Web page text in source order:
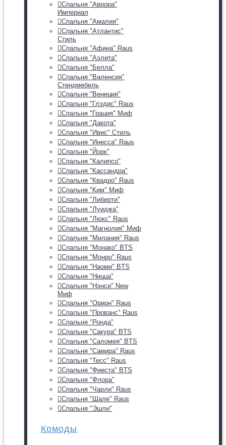
Спальня "Аврора"
Империал
Спальня "Амалия"
Спальня "Атлантис"
Стиль
Спальня "Афина" Raus
Спальня "Аэлита"
Спальня "Белла"
Спальня "Валенсия"
Стендмебель
Спальня "Венеция"
Спальня "Глэдис" Raus
Спальня "Грация" Миф
Спальня "Дакота"
Спальня "Ивис" Стиль
Спальня "Инесса" Raus
Спальня "Йорк"
Спальня "Калипсо"
Спальня "Кассандра"
Спальня "Квадро" Raus
Спальня "Ким" Миф
Спальня "Либерти"
Спальня "Луиджа"
Спальня "Люкс" Raus
Спальня "Магнолия" Миф
Спальня "Милания" Raus
Спальня "Монако" BTS
Спальня "Монро" Raus
Спальня "Наоми" BTS
Спальня "Ницца"
Спальня "Нэнси" New
Миф
Спальня "Орион" Raus
Спальня "Прованс" Raus
Спальня "Ронда"
Спальня "Сакура" BTS
Спальня "Саломея" BTS
Спальня "Самира" Raus
Спальня "Тесс" Raus
Спальня "Фиеста" BTS
Спальня "Флора"
Спальня "Чарли" Raus
Спальня "Шале" Raus
Спальня "Эшли"
Комоды